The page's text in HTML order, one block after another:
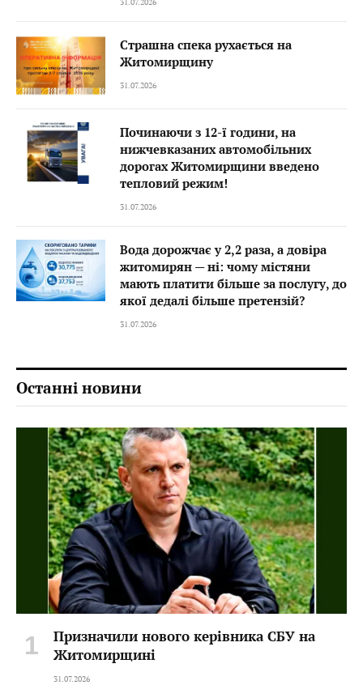
31.07.2026
Страшна спека рухається на
Житомирщину
31.07.2026
Починаючи з 12-ї години, на
нижчевказаних автомобільних
дорогах Житомирщини введено
тепловий режим!
31.07.2026
Вода дорожчає у 2,2 раза, а довіра
житомирян — ні: чому містяни
мають платити більше за послугу, до
якої дедалі більше претензій?
31.07.2026
Останні новини
Призначили нового керівника СБУ на
Житомирщині
31.07.2026